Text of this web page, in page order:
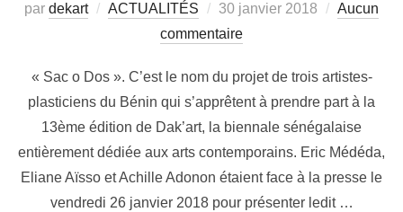
par dekart ACTUALITÉS 30 janvier 2018
Aucun
commentaire
« Sac o Dos ». C’est le nom du projet de trois artistes-
plasticiens du Bénin qui s’apprêtent à prendre part à la
13ème édition de Dak’art, la biennale sénégalaise
entièrement dédiée aux arts contemporains. Eric Médéda,
Eliane Aïsso et Achille Adonon étaient face à la presse le
vendredi 26 janvier 2018 pour présenter ledit …